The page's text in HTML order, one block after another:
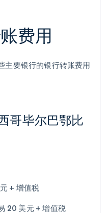
费用
主要银行的银行转账费用
哥毕尔巴鄂比
+ 增值税
20 美元 + 增值税